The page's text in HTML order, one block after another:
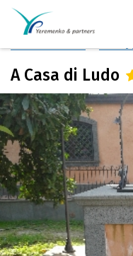
Италия
A Casa di Ludo